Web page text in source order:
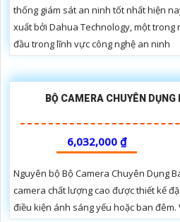
thống giám sát an ninh tốt nhất hiện
xuất bởi Dahua Technology, một trong
đầu trong lĩnh vực công nghệ an ninh
BỘ CAMERA CHUYÊN
6,032,000 ₫
Nguyên bộ Bộ Camera Chuyên Dụng
camera chất lượng cao được thiết kế
điều kiện ánh sáng yếu hoặc ban đêm.